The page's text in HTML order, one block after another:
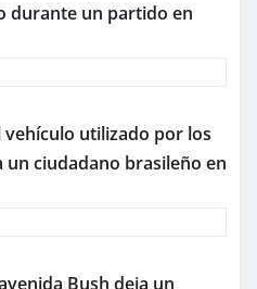
durante un partido en
utilizado por los
un ciudadano brasileño en
Bush deja un